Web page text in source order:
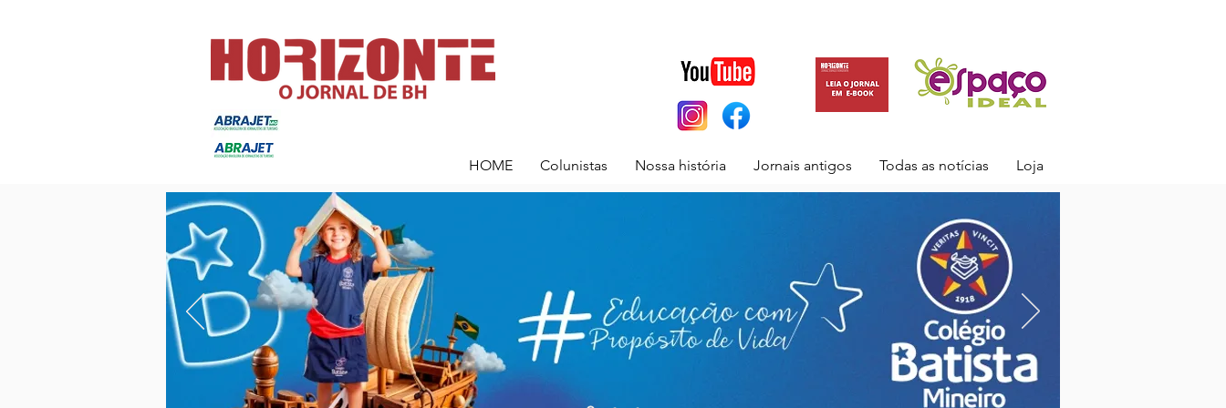
HOME Colunistas Nossa história Jornais antigos Todas as notícias Loja